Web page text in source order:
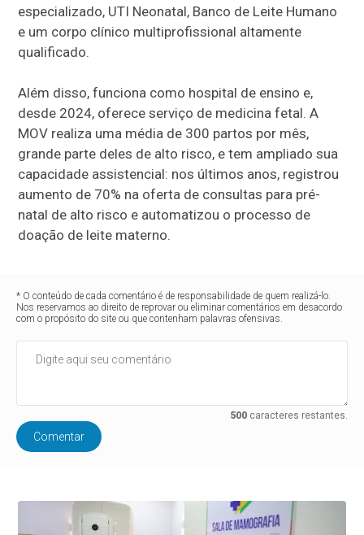
especializado, UTI Neonatal, Banco de Leite Humano
e um corpo clínico multiprofissional altamente
qualificado.
Além disso, funciona como hospital de ensino e,
desde 2024, oferece serviço de medicina fetal. A
MOV realiza uma média de 300 partos por mês,
grande parte deles de alto risco, e tem ampliado sua
capacidade assistencial: nos últimos anos, registrou
aumento de 70% na oferta de consultas para pré-
natal de alto risco e automatizou o processo de
doação de leite materno.
* O conteúdo de cada comentário é de responsabilidade de quem realizá-lo.
Nos reservamos ao direito de reprovar ou eliminar comentários em desacordo
com o propósito do site ou que contenham palavras ofensivas.
500caracteres restantes.
Comentar